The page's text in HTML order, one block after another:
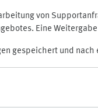
von
Eine
gespeichert und